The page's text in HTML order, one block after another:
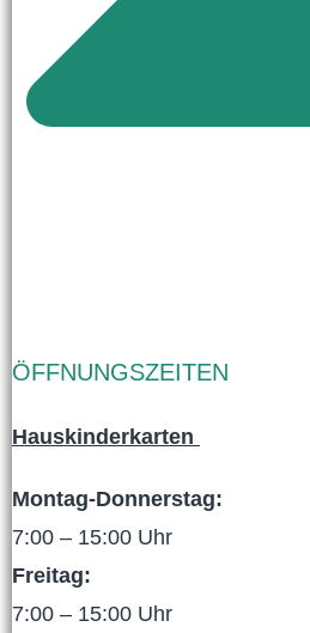
ÖFFNUNGSZEITEN
Hauskinderkarten
Montag-Donnerstag:
7:00 – 15:00 Uhr
Freitag:
7:00 – 15:00 Uhr